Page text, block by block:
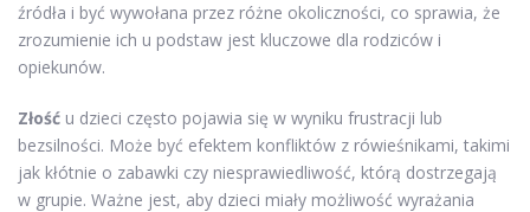
źródła i być wywołana przez różne okoliczności, co sprawia, że
zrozumienie ich u podstaw jest kluczowe dla rodziców i
opiekunów.
Złość u dzieci często pojawia się w wyniku frustracji lub
bezsilności. Może być efektem konfliktów z rówieśnikami, takimi
jak kłótnie o zabawki czy niesprawiedliwość, którą dostrzegają
w grupie. Ważne jest, aby dzieci miały możliwość wyrażania